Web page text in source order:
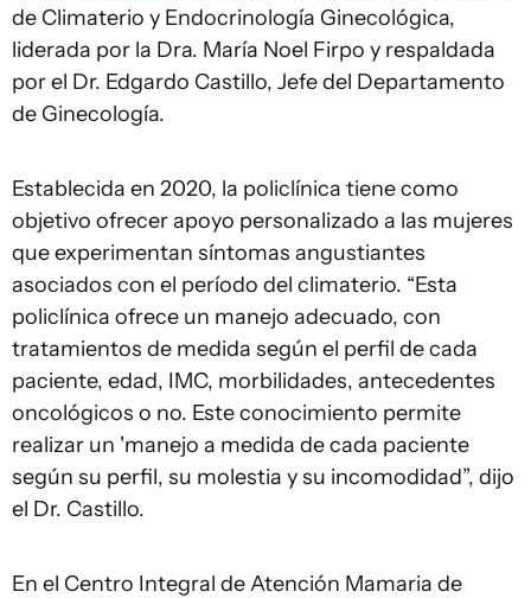
de Climaterio y Endocrinología Ginecológica,
liderada por la Dra. María Noel Firpo y respaldada
por el Dr. Edgardo Castillo, Jefe del Departamento
de Ginecología.
Establecida en 2020, la policlínica tiene como
objetivo ofrecer apoyo personalizado a las mujeres
que experimentan síntomas angustiantes
asociados con el período del climaterio. “Esta
policlínica ofrece un manejo adecuado, con
tratamientos de medida según el perfil de cada
paciente, edad, IMC, morbilidades, antecedentes
oncológicos o no. Este conocimiento permite
realizar un 'manejo a medida de cada paciente
según su perfil, su molestia y su incomodidad”, dijo
el Dr. Castillo.
En el Centro Integral de Atención Mamaria de